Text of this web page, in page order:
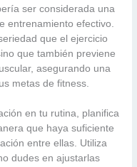
ser considerada una
entrenamiento efectivo.
que el ejercicio
que también previene
asegurando una
metas de fitness.
en tu rutina, planifica
que haya suficiente
entre ellas. Utiliza
dudes en ajustarlas